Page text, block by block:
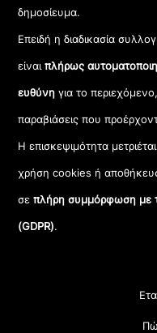
δημοσίευμα.
Επειδή η διαδικασία
είναιπλήρως
ευθύνη για το
παραβιάσεις που
Η επισκεψιμότητα
χρήση cookies ή
σεπλήρη συμμόρφωση με
(GDPR).